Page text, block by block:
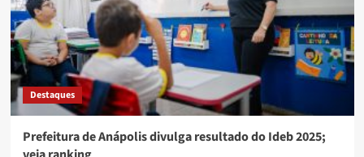
Destaques
Prefeitura de Anápolis divulga resultado do Ideb 2025;